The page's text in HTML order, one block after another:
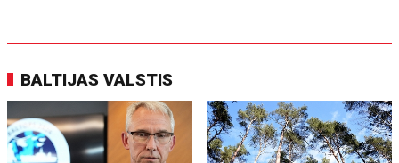
BALTIJAS VALSTIS